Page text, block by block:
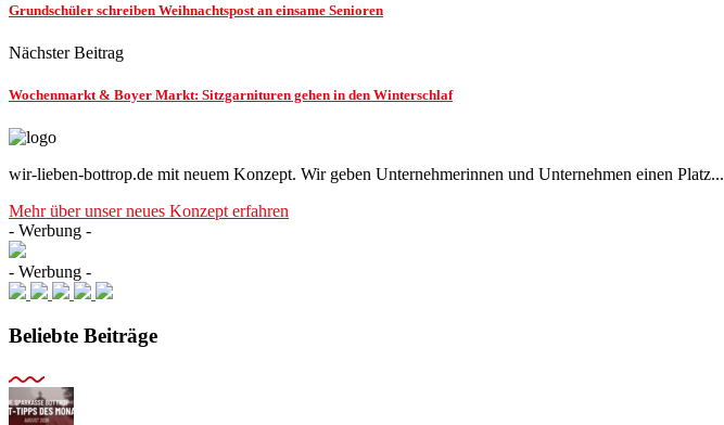
Grundschüler schreiben Weihnachtspost an einsame Senioren
Nächster Beitrag
Wochenmarkt & Boyer Markt: Sitzgarnituren gehen in den Winterschlaf
wir-lieben-bottrop.de mit neuem Konzept. Wir geben Unternehmerinnen und Unternehmen einen
Mehr über unser neues Konzept erfahren
- Werbung -
- Werbung -
Beliebte Beiträge